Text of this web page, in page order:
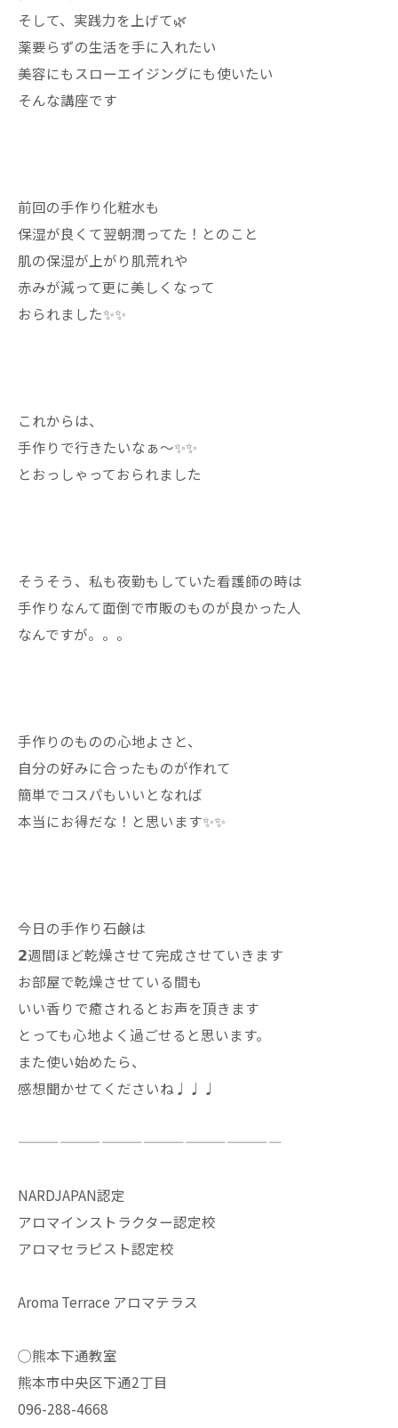
そして、実践力を上げて🌿
薬要らずの生活を手に入れたい
美容にもスローエイジングにも使いたい
そんな講座です
前回の手作り化粧水も
保湿が良くて翌朝潤ってた！とのこと
肌の保湿が上がり肌荒れや
赤みが減って更に美しくなって
おられました✨✨
これからは、
手作りで行きたいなぁ〜✨✨
とおっしゃっておられました
そうそう、私も夜勤もしていた看護師の時は
手作りなんて面倒で市販のものが良かった人
なんですが。。。
手作りのものの心地よさと、
自分の好みに合ったものが作れて
簡単でコスパもいいとなれば
本当にお得だな！と思います✨✨
今日の手作り石鹸は
𝟮週間ほど乾燥させて完成させていきます
お部屋で乾燥させている間も
いい香りで癒されるとお声を頂きます
とっても心地よく過ごせると思います。
また使い始めたら、
感想聞かせてくださいね♩♩♩
———————————————————
NARDJAPAN認定
アロマインストラクター認定校
アロマセラピスト認定校
Aroma Terrace アロマテラス
◯熊本下通教室
熊本市中央区下通2丁目
096-288-4668